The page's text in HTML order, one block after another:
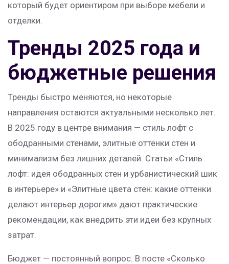
который будет ориентиром при выборе мебели и
отделки.
Тренды 2025 года и
бюджетные решения
Тренды быстро меняются, но некоторые
направления остаются актуальными несколько лет.
В 2025 году в центре внимания — стиль лофт с
ободранными стенами, элитные оттенки стен и
минимализм без лишних деталей. Статьи «Стиль
лофт: идея ободранных стен и урбанистический шик
в интерьере» и «Элитные цвета стен: какие оттенки
делают интерьер дорогим» дают практические
рекомендации, как внедрить эти идеи без крупных
затрат.
Бюджет — постоянный вопрос. В посте «Сколько